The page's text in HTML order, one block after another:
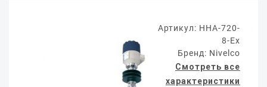
Артикул: HHA-720-
8-Ex
Бренд: Nivelco
Смотреть все
характеристики